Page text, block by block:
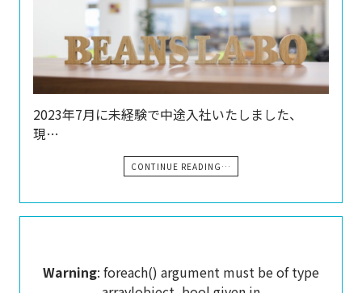
2023年7月に未経験で中途入社いたしました、
現…
CONTINUE READING…
Warning: foreach() argument must be of type